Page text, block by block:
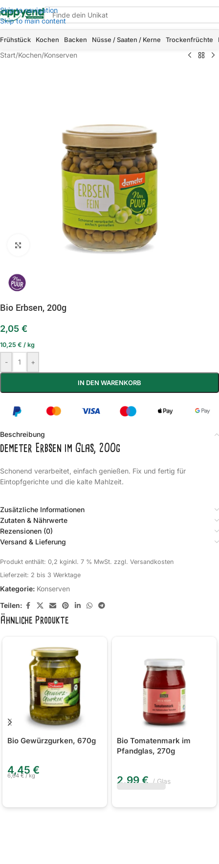
Skip to navigation
Skip to main content
Frühstück Kochen Backen Nüsse / Saaten / Kerne Trockenfrüchte
Start/Kochen/Konserven
Klick zum Vergrößern
Bio Erbsen, 200g
2,05 €
10,25 € / kg
- +
IN DEN WARENKORB
Beschreibung
demeter Erbsen im Glas, 200g
Schonend verarbeitet, einfach genießen. Fix und fertig für
Eintopfgerichte und die kalte Mahlzeit.
Zusätzliche Informationen
Zutaten & Nährwerte
Rezensionen (0)
Versand & Lieferung
Produkt enthält: 0,2 kginkl. 7 % MwSt. zzgl. Versandkosten
Lieferzeit: 2 bis 3 Werktage
Kategorie: Konserven
Teilen:
Ähnliche Produkte
Bio Gewürzgurken, 670g
4,45 €
6,64 € /kg
Bio Tomatenmark im
Pfandglas, 270g
2,99€ Glas